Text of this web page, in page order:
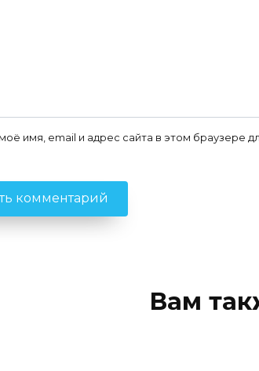
имя, email и адрес сайта в этом браузере
Вам